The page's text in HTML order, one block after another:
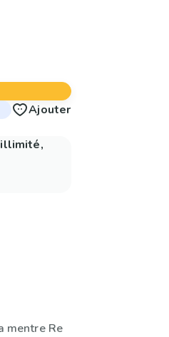
Ajouter
illimité,
mentre Re